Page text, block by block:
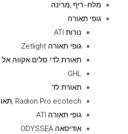
מלח--ריף ,מרינה
גופי תאורה
נורות ATI
גופי תאורה Zetlight
תאורת לדי סלים אקווה אל
GHL
תאורת לד
Radion Pro ecotech ,תאורת רדיון פרו
גופי תאורה ATI
אודיסאה ODYSSEA